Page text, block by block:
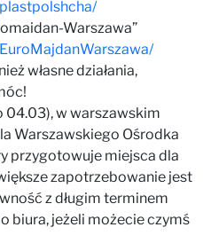
Warszawa”
własne działania,
04.03), w warszawskim
Warszawskiego Ośrodka
przygotowuje miejsca dla
zapotrzebowanie jest
z długim terminem
biura, jeżeli możecie czymś